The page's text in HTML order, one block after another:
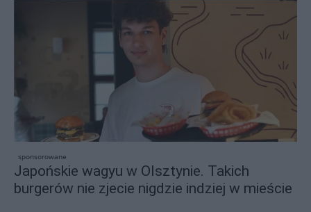
sponsorowane
Japońskie wagyu w Olsztynie. Takich
burgerów nie zjecie nigdzie indziej w mieście